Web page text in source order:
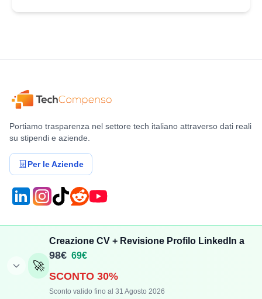
🚀
Creazione CV + Revisione Profilo LinkedIn a
98€ 69€
SCONTO 30%
Sconto valido fino al 31 Agosto 2026
Portiamo trasparenza nel settore tech italiano attraverso dati reali
su stipendi e aziende.
Per le Aziende
Aggiungi Compenso
Stipendi Dipendenti
Fatturati Partite IVA
Classifica Aziende